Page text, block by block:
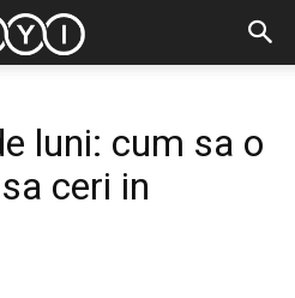
luni: cum sa o
ceri in